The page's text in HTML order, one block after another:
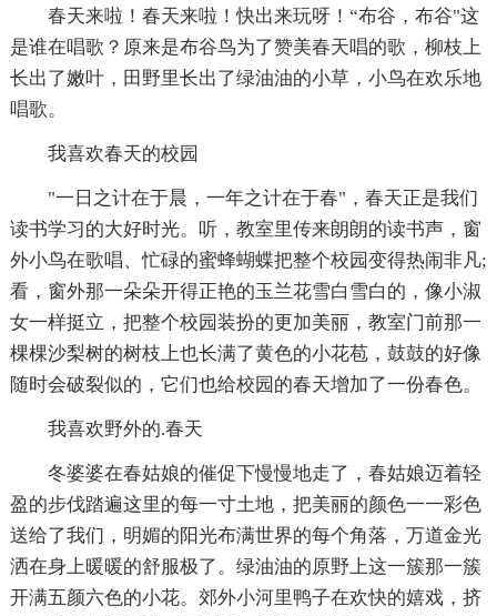
春天来啦！春天来啦！快出来玩呀！“布谷，布谷"这
是谁在唱歌？原来是布谷鸟为了赞美春天唱的歌，柳枝上
长出了嫩叶，田野里长出了绿油油的小草，小鸟在欢乐地
唱歌。
我喜欢春天的校园
"一日之计在于晨，一年之计在于春"，春天正是我们
读书学习的大好时光。听，教室里传来朗朗的读书声，窗
外小鸟在歌唱、忙碌的蜜蜂蝴蝶把整个校园变得热闹非凡;
看，窗外那一朵朵开得正艳的玉兰花雪白雪白的，像小淑
女一样挺立，把整个校园装扮的更加美丽，教室门前那一
棵棵沙梨树的树枝上也长满了黄色的小花苞，鼓鼓的好像
随时会破裂似的，它们也给校园的春天增加了一份春色。
我喜欢野外的.春天
冬婆婆在春姑娘的催促下慢慢地走了，春姑娘迈着轻
盈的步伐踏遍这里的每一寸土地，把美丽的颜色一一彩色
送给了我们，明媚的阳光布满世界的每个角落，万道金光
洒在身上暖暖的舒服极了。绿油油的原野上这一簇那一簇
开满五颜六色的小花。郊外小河里鸭子在欢快的嬉戏，挤